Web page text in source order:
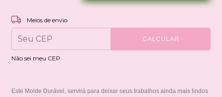
Entregas para o CEP:
Meios de envio
CALCULAR
Não sei meu CEP
Este Molde Durável, servirá para deixar seus trabalhos ainda mais lindos